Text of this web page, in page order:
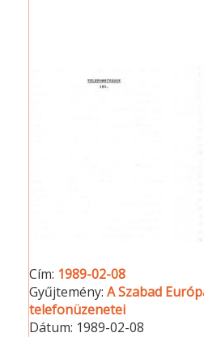
Cím: 1989-02-08
Gyűjtemény:A Szabad
telefonüzenetei
Dátum: 1989-02-08